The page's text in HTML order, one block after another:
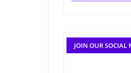
JOIN OUR SOCIAL